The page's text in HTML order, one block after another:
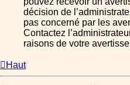
décision de
pas concerné par les
Contactez
raisons de votre
Haut